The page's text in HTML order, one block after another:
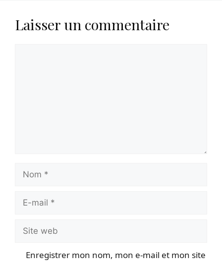
Laisser un commentaire
Nom
Site
Enregistrer mon nom, mon e-mail et mon site